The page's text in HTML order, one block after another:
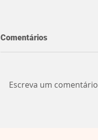
Comentários
Escreva um comentário